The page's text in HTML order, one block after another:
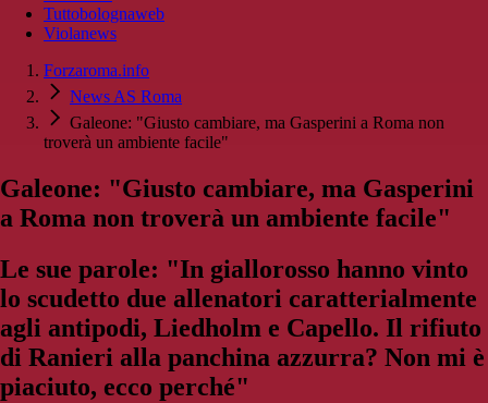
Tuttobolognaweb
Violanews
Forzaroma.info
News AS Roma
Galeone: "Giusto cambiare, ma Gasperini a Roma non
troverà un ambiente facile"
Galeone: "Giusto cambiare, ma Gasperini
a Roma non troverà un ambiente facile"
Le sue parole: "In giallorosso hanno vinto
lo scudetto due allenatori caratterialmente
agli antipodi, Liedholm e Capello. Il rifiuto
di Ranieri alla panchina azzurra? Non mi è
piaciuto, ecco perché"